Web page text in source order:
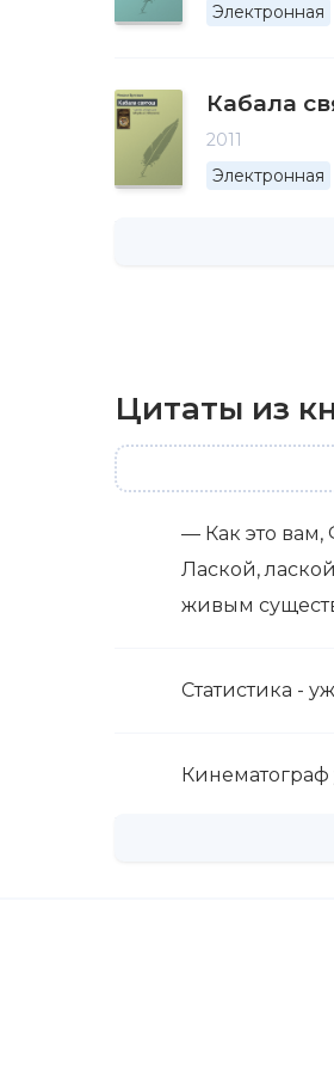
Электронная
Кабала
2011
Электронная
Цитаты из
— Как это
Лаской,
живым
Статистика -